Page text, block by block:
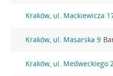
Kraków, ul. Mackiewicza
Kraków, ul. Masarska 9
Kraków, ul. Medweckiego